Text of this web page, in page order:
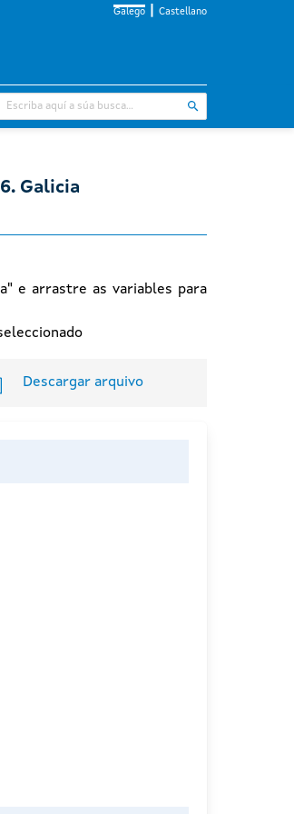
Galego Castellano
Galicia
e arrastre as variables para
Descargar arquivo